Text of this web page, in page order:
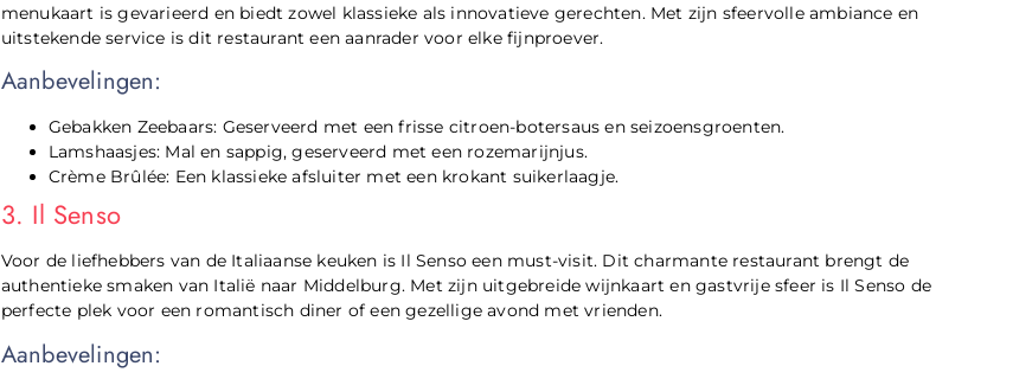
menukaart is gevarieerd en biedt zowel klassieke als innovatieve gerechten. Met zijn sfeervolle ambiance en
uitstekende service is dit restaurant een aanrader voor elke fijnproever.
Aanbevelingen:
Gebakken Zeebaars: Geserveerd met een frisse citroen-botersaus en seizoensgroenten.
Lamshaasjes: Mal en sappig, geserveerd met een rozemarijnjus.
Crème Brûlée: Een klassieke afsluiter met een krokant suikerlaagje.
3. Il Senso
Voor de liefhebbers van de Italiaanse keuken is Il Senso een must-visit. Dit charmante restaurant brengt de
authentieke smaken van Italië naar Middelburg. Met zijn uitgebreide wijnkaart en gastvrije sfeer is Il Senso de
perfecte plek voor een romantisch diner of een gezellige avond met vrienden.
Aanbevelingen: